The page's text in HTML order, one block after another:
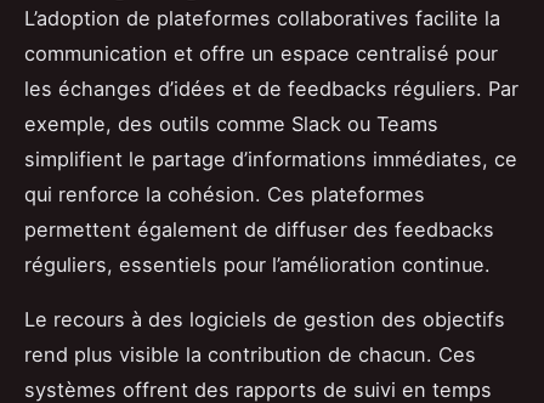
L’adoption de plateformes collaboratives facilite la
communication et offre un espace centralisé pour
les échanges d’idées et de feedbacks réguliers. Par
exemple, des outils comme Slack ou Teams
simplifient le partage d’informations immédiates, ce
qui renforce la cohésion. Ces plateformes
permettent également de diffuser des feedbacks
réguliers, essentiels pour l’amélioration continue.
Le recours à des logiciels de gestion des objectifs
rend plus visible la contribution de chacun. Ces
systèmes offrent des rapports de suivi en temps